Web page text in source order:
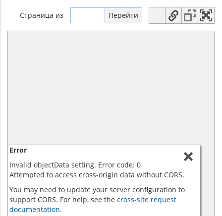
Страница из
Error
Invalid objectData setting. Error code: 0
Attempted to access cross-origin data without CORS.
You may need to update your server configuration to
support CORS. For help, see the cross-site request
documentation.